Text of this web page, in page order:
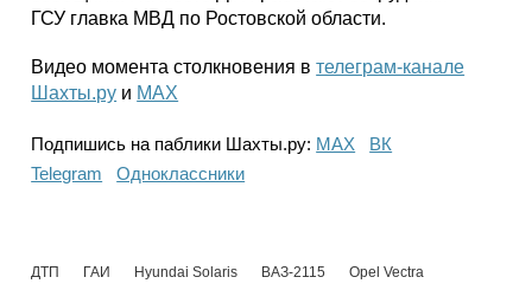
ГСУ главка МВД по Ростовской области.
Видео момента столкновения втелеграм-канале
Шахты.ру и МАХ
Подпишись на паблики Шахты.ру: МАХ
ВК
Telegram
Одноклассники
ДТП ГАИ Hyundai Solaris ВАЗ-2115
Opel Vectra